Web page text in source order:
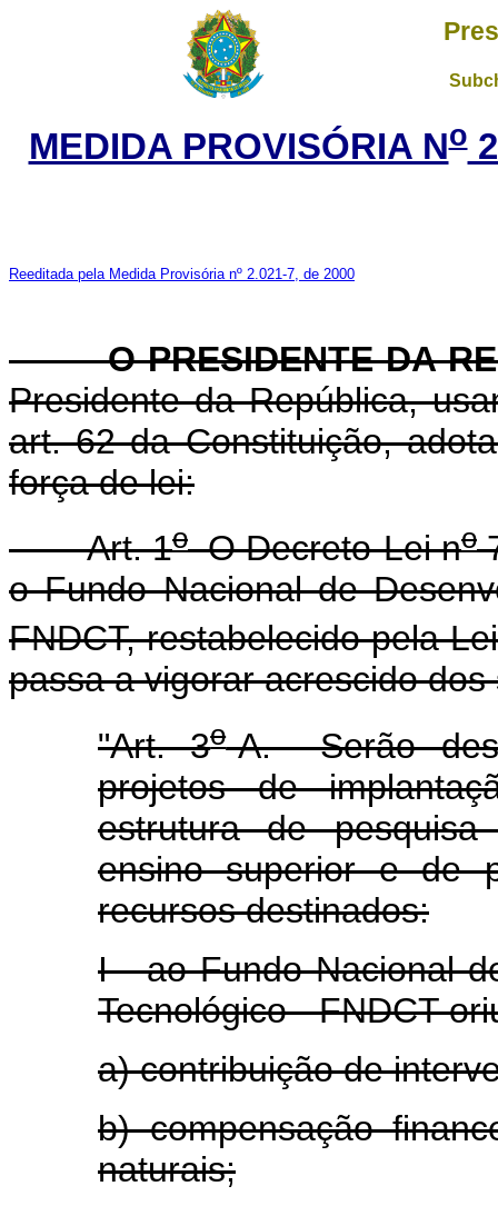
MEDIDA PROVISÓRIA No
Reeditada pela Medida Provisória nº 2.021-7, de 2000
O PRESIDENTE DA
Presidente da República,
art. 62 da Constituição,
força de lei:
Art. 1oO Decreto-Lei no
o Fundo Nacional de
FNDCT, restabelecido pela
passa a vigorar acrescido
"Art. 3o-A. Serão
projetos de
estrutura de
ensino superior e de
recursos destinados:
I - ao Fundo Nacional
Tecnológico - FNDCT
a) contribuição de
b) compensação
naturais;